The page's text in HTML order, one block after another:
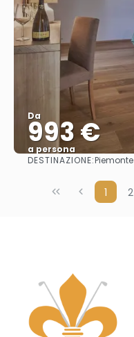
Da
993 €
a persona
DESTINAZIONE:Piemonte
1 2